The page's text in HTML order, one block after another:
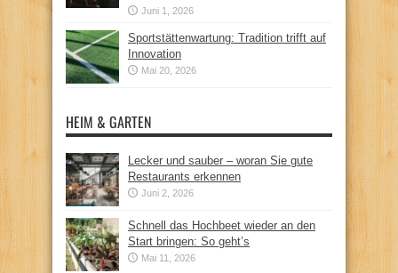
Juni 1, 2026
Sportstättenwartung: Tradition trifft auf
Innovation
Mai 20, 2026
HEIM & GARTEN
Lecker und sauber – woran Sie gute
Restaurants erkennen
Juni 2, 2026
Schnell das Hochbeet wieder an den
Start bringen: So geht’s
Mai 11, 2026